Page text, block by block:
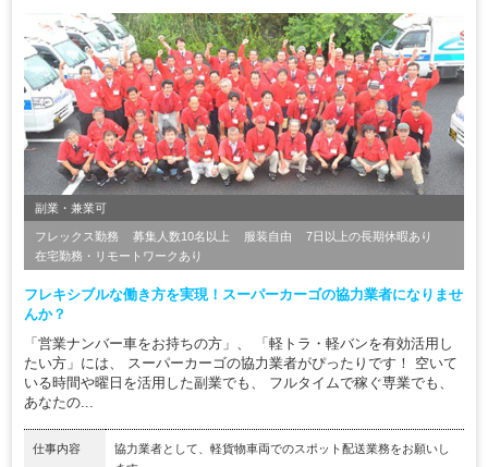
副業・兼業可
フレックス勤務 募集人数10名以上 服装自由
7日以上の長期休暇あり
在宅勤務・リモートワークあり
フレキシブルな働き方を実現！スーパーカーゴの協力業者になりませ
んか？
「営業ナンバー車をお持ちの方」、 「軽トラ・軽バンを有効活用し
たい方」には、 スーパーカーゴの協力業者がぴったりです！ 空いて
いる時間や曜日を活用した副業でも、 フルタイムで稼ぐ専業でも、
あなたの...
仕事内容
協力業者として、軽貨物車両でのスポット配送業務をお願いし